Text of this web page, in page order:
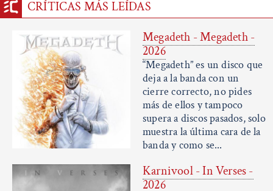
CRÍTICAS MÁS LEÍDAS
Megadeth - Megadeth -
2026
“Megadeth” es un disco que
deja a la banda con un
cierre correcto, no pides
más de ellos y tampoco
supera a discos pasados, solo
muestra la última cara de la
banda y como se...
Karnivool - In Verses -
2026